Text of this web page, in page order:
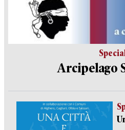
Arcipelago